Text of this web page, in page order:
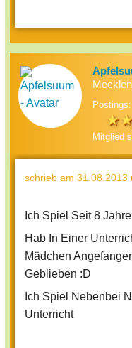
Mitglied
schrieb am 31.08.2013
Ich Spiel Seit 8
Hab In Einer
Mädchen
Geblieben :D
Ich Spiel Nebenbei
Unterricht